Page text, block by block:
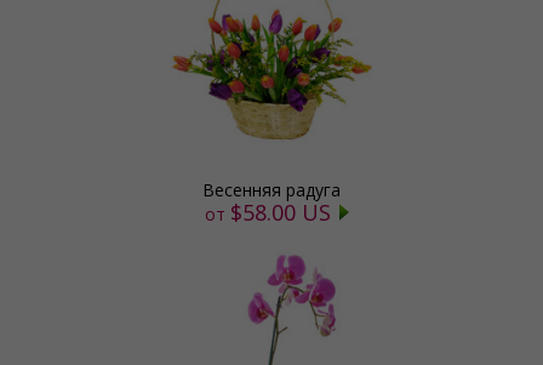
Весенняя радуга
от $58.00 US